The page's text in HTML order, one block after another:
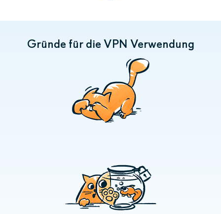
Gründe für die VPN Verwendung